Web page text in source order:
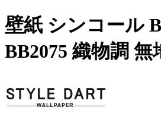
壁紙 シンコール
BB2075 織物調 無